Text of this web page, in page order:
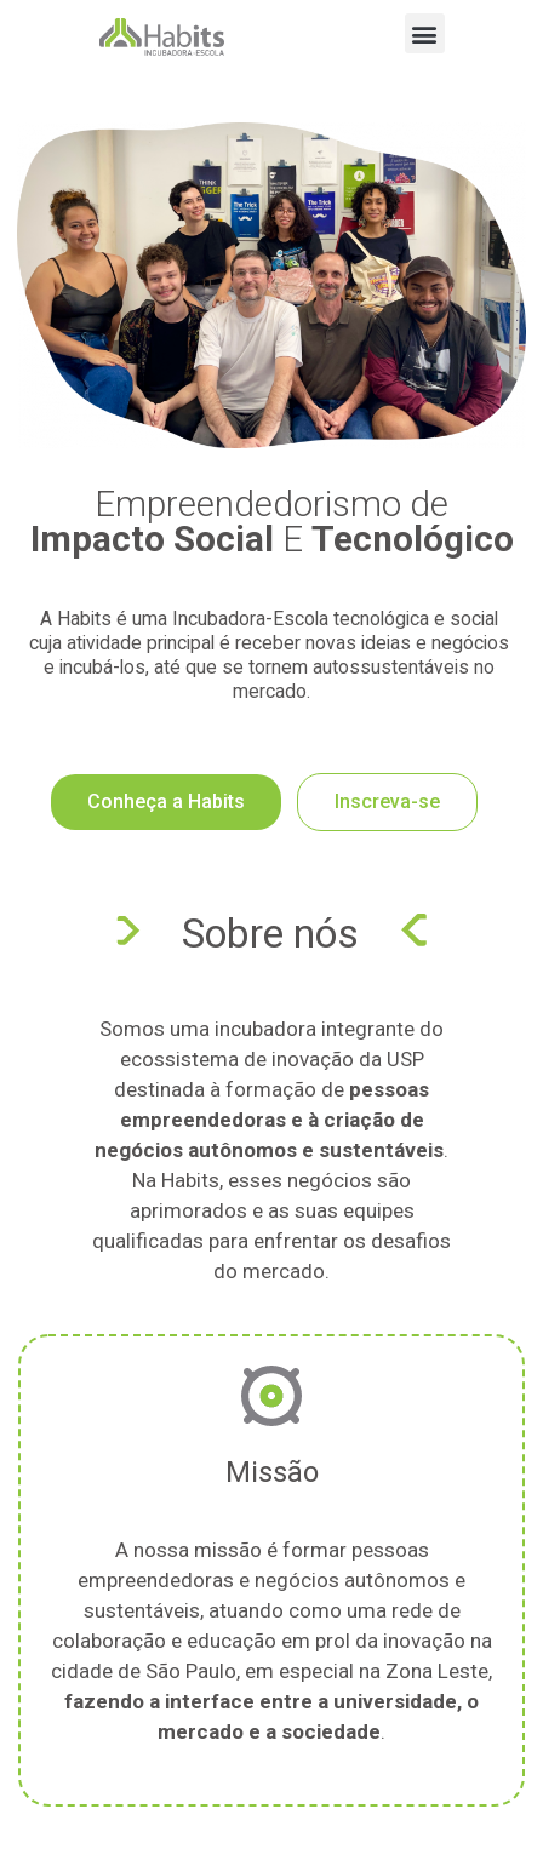
Empreendedorismo de
Impacto Social E Tecnológico
A Habits é uma Incubadora-Escola tecnológica e social
cuja atividade principal é receber novas ideias e negócios
e incubá-los, até que se tornem autossustentáveis no
mercado.
Conheça a Habits Inscreva-se
Sobre nós
Somos uma incubadora integrante do
ecossistema de inovação da USP
destinada à formação de pessoas
empreendedoras e à criação de
negócios autônomos e sustentáveis.
Na Habits, esses negócios são
aprimorados e as suas equipes
qualificadas para enfrentar os desafios
do mercado.
Missão
A nossa missão é formar pessoas
empreendedoras e negócios autônomos e
sustentáveis, atuando como uma rede de
colaboração e educação em prol da inovação na
cidade de São Paulo, em especial na Zona Leste,
fazendo a interface entre a universidade, o
mercado e a sociedade.